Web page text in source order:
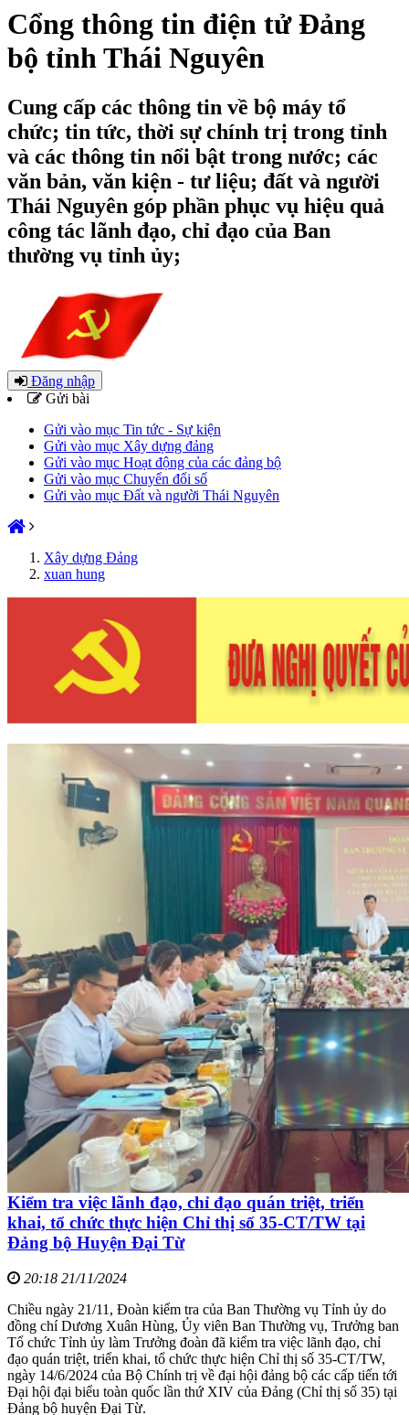
Cổng thông tin điện tử Đảng
bộ tỉnh Thái Nguyên
Cung cấp các thông tin về bộ máy tổ
chức; tin tức, thời sự chính trị trong tỉnh
và các thông tin nổi bật trong nước; các
văn bản, văn kiện - tư liệu; đất và người
Thái Nguyên góp phần phục vụ hiệu quả
công tác lãnh đạo, chỉ đạo của Ban
thường vụ tỉnh ủy;
Đăng nhập
Gửi bài
Gửi vào mục Tin tức - Sự kiện
Gửi vào mục Xây dựng đảng
Gửi vào mục Hoạt động của các đảng bộ
Gửi vào mục Chuyển đổi số
Gửi vào mục Đất và người Thái Nguyên
Xây dựng Đảng
xuan hung
Kiểm tra việc lãnh đạo, chỉ đạo quán triệt, triển
khai, tổ chức thực hiện Chỉ thị số 35-CT/TW tại
Đảng bộ Huyện Đại Từ
20:18 21/11/2024
Chiều ngày 21/11, Đoàn kiểm tra của Ban Thường vụ Tỉnh ủy do
đồng chí Dương Xuân Hùng, Ủy viên Ban Thường vụ, Trưởng ban
Tổ chức Tỉnh ủy làm Trưởng đoàn đã kiểm tra việc lãnh đạo, chỉ
đạo quán triệt, triển khai, tổ chức thực hiện Chỉ thị số 35-CT/TW,
ngày 14/6/2024 của Bộ Chính trị về đại hội đảng bộ các cấp tiến tới
Đại hội đại biểu toàn quốc lần thứ XIV của Đảng (Chỉ thị số 35) tại
Đảng bộ huyện Đại Từ.